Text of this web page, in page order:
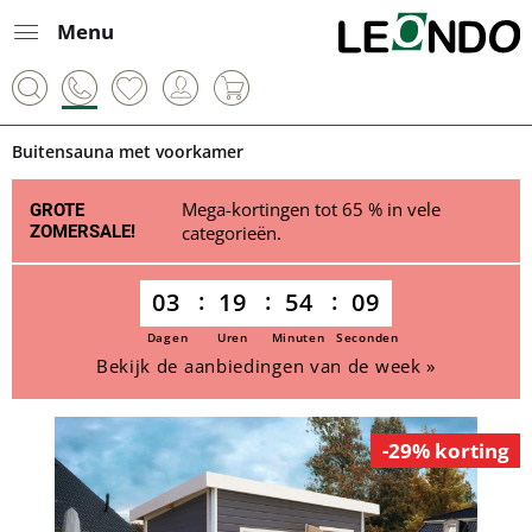
Menu
Buitensauna met voorkamer
GROTE
ZOMERSALE!
Mega-kortingen tot 65 % in vele
categorieën.
03 19 54 09
Dagen Uren Minuten Seconden
Bekijk de aanbiedingen van de week »
-29% korting